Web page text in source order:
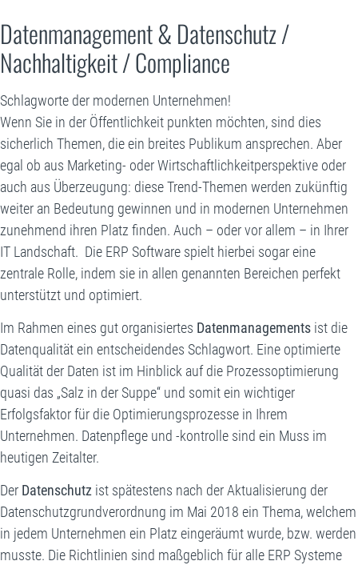
Datenmanagement & Datenschutz /
Nachhaltigkeit / Compliance
Schlagworte der modernen Unternehmen!
Wenn Sie in der Öffentlichkeit punkten möchten, sind dies
sicherlich Themen, die ein breites Publikum ansprechen. Aber
egal ob aus Marketing- oder Wirtschaftlichkeitperspektive oder
auch aus Überzeugung: diese Trend-Themen werden zukünftig
weiter an Bedeutung gewinnen und in modernen Unternehmen
zunehmend ihren Platz finden. Auch – oder vor allem – in Ihrer
IT Landschaft. Die ERP Software spielt hierbei sogar eine
zentrale Rolle, indem sie in allen genannten Bereichen perfekt
unterstützt und optimiert.
Im Rahmen eines gut organisiertes Datenmanagements ist die
Datenqualität ein entscheidendes Schlagwort. Eine optimierte
Qualität der Daten ist im Hinblick auf die Prozessoptimierung
quasi das „Salz in der Suppe“ und somit ein wichtiger
Erfolgsfaktor für die Optimierungsprozesse in Ihrem
Unternehmen. Datenpflege und -kontrolle sind ein Muss im
heutigen Zeitalter.
Der Datenschutz ist spätestens nach der Aktualisierung der
Datenschutzgrundverordnung im Mai 2018 ein Thema, welchem
in jedem Unternehmen ein Platz eingeräumt wurde, bzw. werden
musste. Die Richtlinien sind maßgeblich für alle ERP Systeme